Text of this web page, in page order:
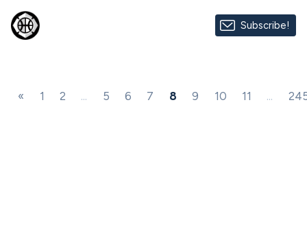
Subscribe!
« 1 2 ... 5 6 7 8 9 10 11 ...